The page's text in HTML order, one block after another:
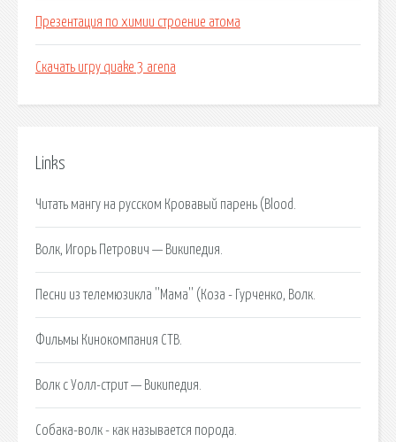
Презентация по химии строение атома
Скачать игру quake 3 arena
Links
Читать мангу на русском Кровавый парень (Blood.
Волк, Игорь Петрович — Википедия.
Песни из телемюзикла ''Мама'' (Коза - Гурченко, Волк.
Фильмы Кинокомпания СТВ.
Волк с Уолл-стрит — Википедия.
Собака-волк - как называется порода.